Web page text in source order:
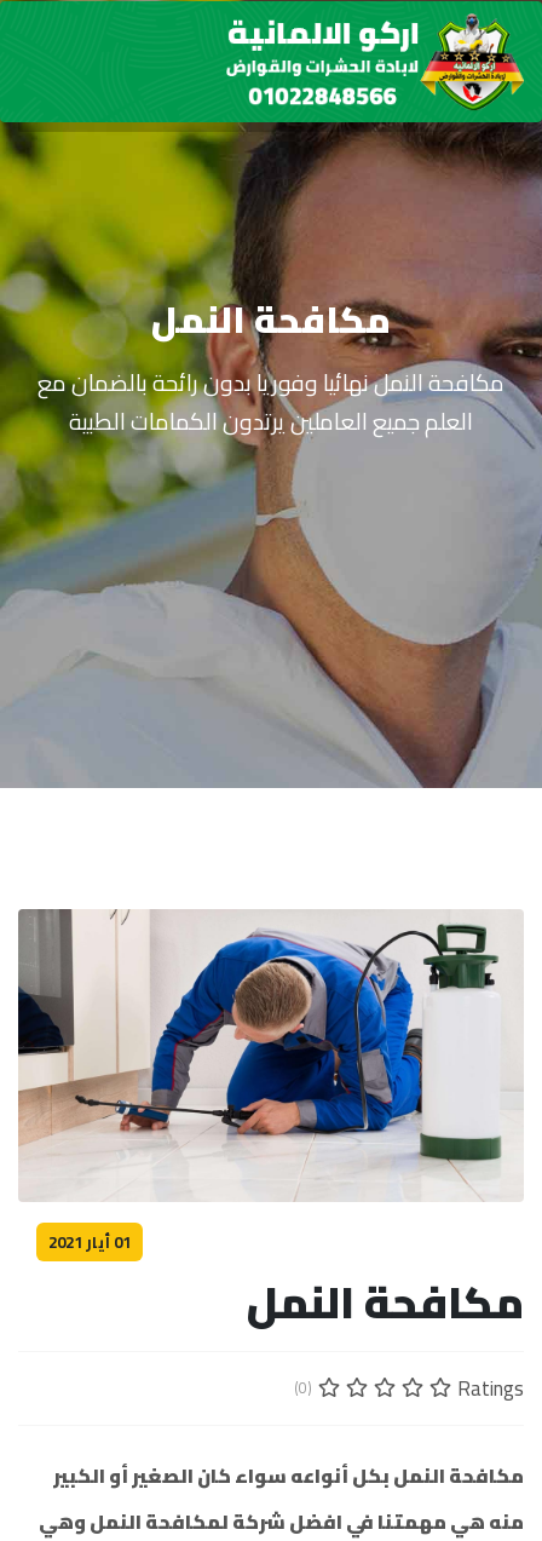
مكافحة النمل
مكافحة النمل نهائيا وفوريا بدون رائحة بالضمان مع
العلم جميع العاملين يرتدون الكمامات الطبية
مكافحة النمل
01 أيار 2021
Ratings
(0)
مكافحة النمل بكل أنواعه سواء كان الصغير أو الكبير
منه هي مهمتنا في افضل شركة لمكافحة النمل وهي